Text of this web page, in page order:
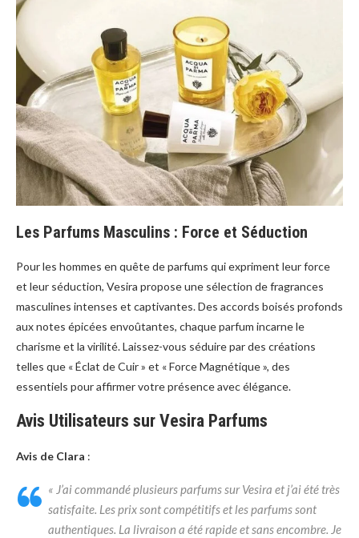
Les Parfums Masculins : Force et Séduction
Pour les hommes en quête de parfums qui expriment leur force
et leur séduction, Vesira propose une sélection de fragrances
masculines intenses et captivantes. Des accords boisés profonds
aux notes épicées envoûtantes, chaque parfum incarne le
charisme et la virilité. Laissez-vous séduire par des créations
telles que « Éclat de Cuir » et « Force Magnétique », des
essentiels pour affirmer votre présence avec élégance.
Avis Utilisateurs sur Vesira Parfums
Avis de Clara :
« J’ai commandé plusieurs parfums sur Vesira et j’ai été très
satisfaite. Les prix sont compétitifs et les parfums sont
authentiques. La livraison a été rapide et sans encombre. Je